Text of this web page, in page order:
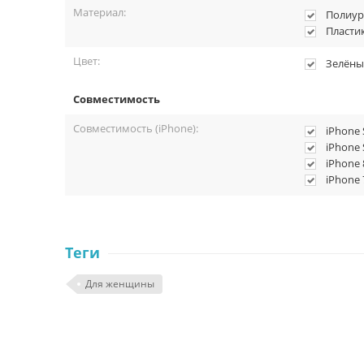
Материал:
Цвет:
Совместимость
Совместимость (iPhone):
iPhone
iPhone
iPhone
iPhone
Теги
Для женщины